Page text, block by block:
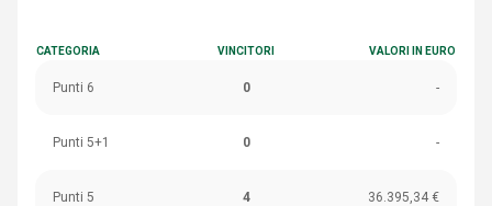
CATEGORIA VINCITORI VALORI IN EURO
Punti 6 0 -
Punti 5+1 0 -
Punti 5 4 36.395,34 €